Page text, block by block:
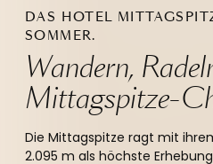
DAS HOTEL
SOMMER.
Wandern,
Mittagspitze-
Die Mittagspitze ragt mit
2.095 m als höchste